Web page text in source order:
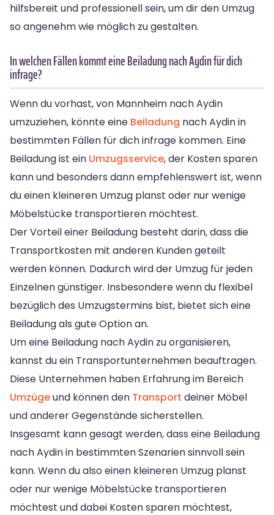
hilfsbereit und professionell sein, um dir den Umzug
so angenehm wie möglich zu gestalten.
In welchen Fällen kommt eine Beiladung nach Aydin für dich
infrage?
Wenn du vorhast, von Mannheim nach Aydin
umzuziehen, könnte eine Beiladung nach Aydin in
bestimmten Fällen für dich infrage kommen. Eine
Beiladung ist ein Umzugsservice, der Kosten sparen
kann und besonders dann empfehlenswert ist, wenn
du einen kleineren Umzug planst oder nur wenige
Möbelstücke transportieren möchtest.
Der Vorteil einer Beiladung besteht darin, dass die
Transportkosten mit anderen Kunden geteilt
werden können. Dadurch wird der Umzug für jeden
Einzelnen günstiger. Insbesondere wenn du flexibel
bezüglich des Umzugstermins bist, bietet sich eine
Beiladung als gute Option an.
Um eine Beiladung nach Aydin zu organisieren,
kannst du ein Transportunternehmen beauftragen.
Diese Unternehmen haben Erfahrung im Bereich
Umzügeund können den Transport deiner Möbel
und anderer Gegenstände sicherstellen.
Insgesamt kann gesagt werden, dass eine Beiladung
nach Aydin in bestimmten Szenarien sinnvoll sein
kann. Wenn du also einen kleineren Umzug planst
oder nur wenige Möbelstücke transportieren
möchtest und dabei Kosten sparen möchtest,